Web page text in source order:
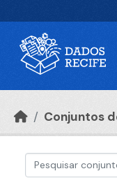
Conjuntos